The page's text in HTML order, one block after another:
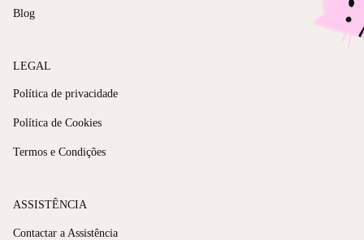
Blog
LEGAL
Política de privacidade
Política de Cookies
Termos e Condições
ASSISTÊNCIA
Contactar a Assistência